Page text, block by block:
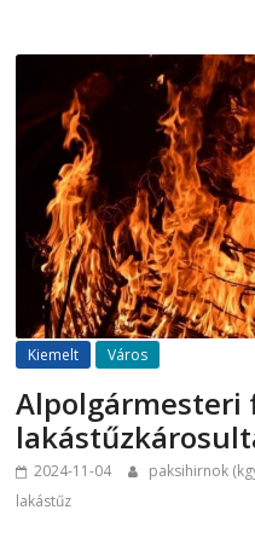
Kiemelt Város
Alpolgármesteri
2024-11-04 paksihirnok
lakástűz